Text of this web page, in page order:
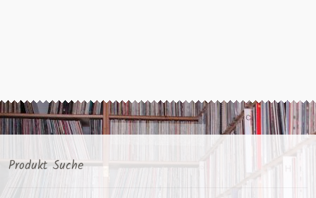
Produkt Suche